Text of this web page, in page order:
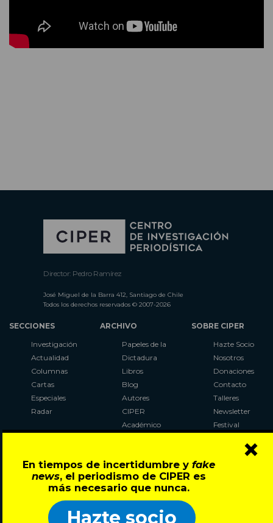
En tiempos de incertidumbre y fake
news, el periodismo de CIPER es
más necesario que nunca.
Hazte socio
×
Director: Pedro Ramírez
José Miguel de la Barra 412, Santiago de Chile
Todos los derechos reservados © 2007-2026
SECCIONES
Investigación
Actualidad
Columnas
Cartas
Especiales
Radar
ARCHIVO
Papeles de la
Dictadura
Libros
Blog
Autores
CIPER
Académico
Al Plebiscito
con CIPER
SOBRE CIPER
Hazte Socio
Nosotros
Donaciones
Contacto
Talleres
Newsletter
Festival